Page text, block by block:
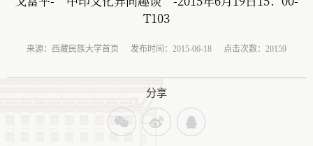
T103
来源：西藏民族大学首页 发布时间：2015-06-18 点击次数：20159
分享